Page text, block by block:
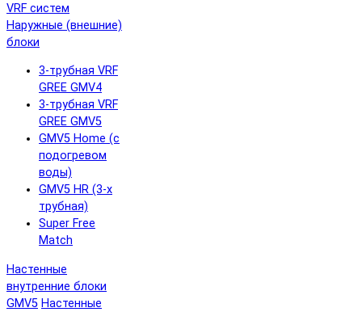
VRF систем
Наружные (внешние)
блоки
3-трубная VRF
GREE GMV4
3-трубная VRF
GREE GMV5
GMV5 Home (с
подогревом
воды)
GMV5 HR (3-х
трубная)
Super Free
Match
Настенные
внутренние блоки
GMV5 Настенные